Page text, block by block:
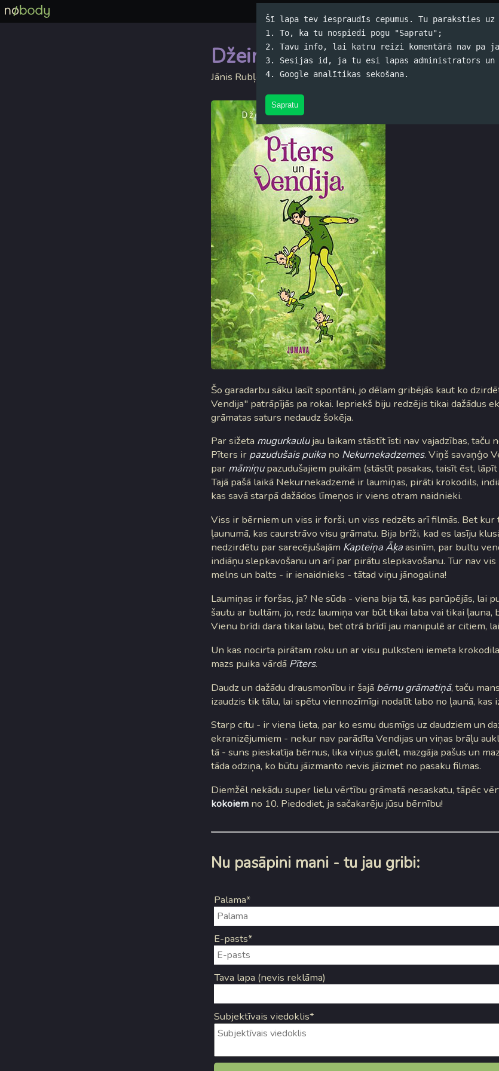
Šī lapa tev iespraudīs cepumus. Tu paraksties uz
1. To, ka tu nospiedi pogu "Sapratu";
2. Tavu info, lai katru reizi komentārā nav pa
3. Sesijas id, ja tu esi lapas administrators un
4. Google analītikas sekošana.
Sapratu
Džeims Metjū Berijs - Pīters un
Jānis Rubļevskis (koko) / 21.12.2015. 16:34 /
Šo garadarbu sāku lasīt spontāni, jo dēlam gribējās kaut ko
Vendija" patrāpījās pa rokai. Iepriekš biju redzējis tikai dažādus
grāmatas saturs nedaudz šokēja.
Par sižeta mugurkaulujau laikam stāstīt īsti nav vajadzības, taču
Pīters ir pazudušais puika no Nekurnekadzemes. Viņš savaņģo
par māmiņupazudušajiem puikām (stāstīt pasakas, taisīt ēst,
Tajā pašā laikā Nekurnekadzemē ir laumiņas, pirāti krokodils,
kas savā starpā dažādos līmeņos ir viens otram naidnieki.
Viss ir bērniem un viss ir forši, un viss redzēts arī filmās. Bet kur
ļaunumā, kas caurstrāvo visu grāmatu. Bija brīži, kad es lasīju
nedzirdētu par sarecējušajām Kapteiņa Āķaasinīm, par bultu
indiāņu slepkavošanu un arī par pirātu slepkavošanu. Tur nav
melns un balts - ir ienaidnieks - tātad viņu jānogalina!
Laumiņas ir foršas, ja? Ne sūda - viena bija tā, kas parūpējās, lai
šautu ar bultām, jo, redz laumiņa var būt tikai laba vai tikai ļauna,
Vienu brīdi dara tikai labu, bet otrā brīdī jau manipulē ar citiem,
Un kas nocirta pirātam roku un ar visu pulksteni iemeta
mazs puika vārdā Pīters.
Daudz un dažādu drausmonību ir šajā bērnu grāmatiņā, taču
izaudzis tik tālu, lai spētu viennozīmīgi nodalīt labo no ļaunā, kas
Starp citu - ir viena lieta, par ko esmu dusmīgs uz daudziem un
ekranizējumiem - nekur nav parādīta Vendijas un viņas brāļu
tā - suns pieskatīja bērnus, lika viņus gulēt, mazgāja pašus un
tāda odziņa, ko būtu jāizmanto nevis jāizmet no pasaku filmas.
Diemžēl nekādu super lielu vērtību grāmatā nesaskatu, tāpēc
kokoiemno 10. Piedodiet, ja sačakarēju jūsu bērnību!
Nu pasāpini mani - tu jau gribi:
Palama*
E-pasts*
Tava lapa (nevis reklāma)
Subjektīvais viedoklis*